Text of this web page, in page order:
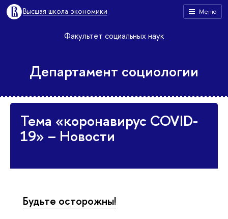
Меню
Высшая школа экономики
Факультет социальных наук
Департамент социологии
Тема «коронавирус COVID-
19» – Новости
Будьте осторожны!